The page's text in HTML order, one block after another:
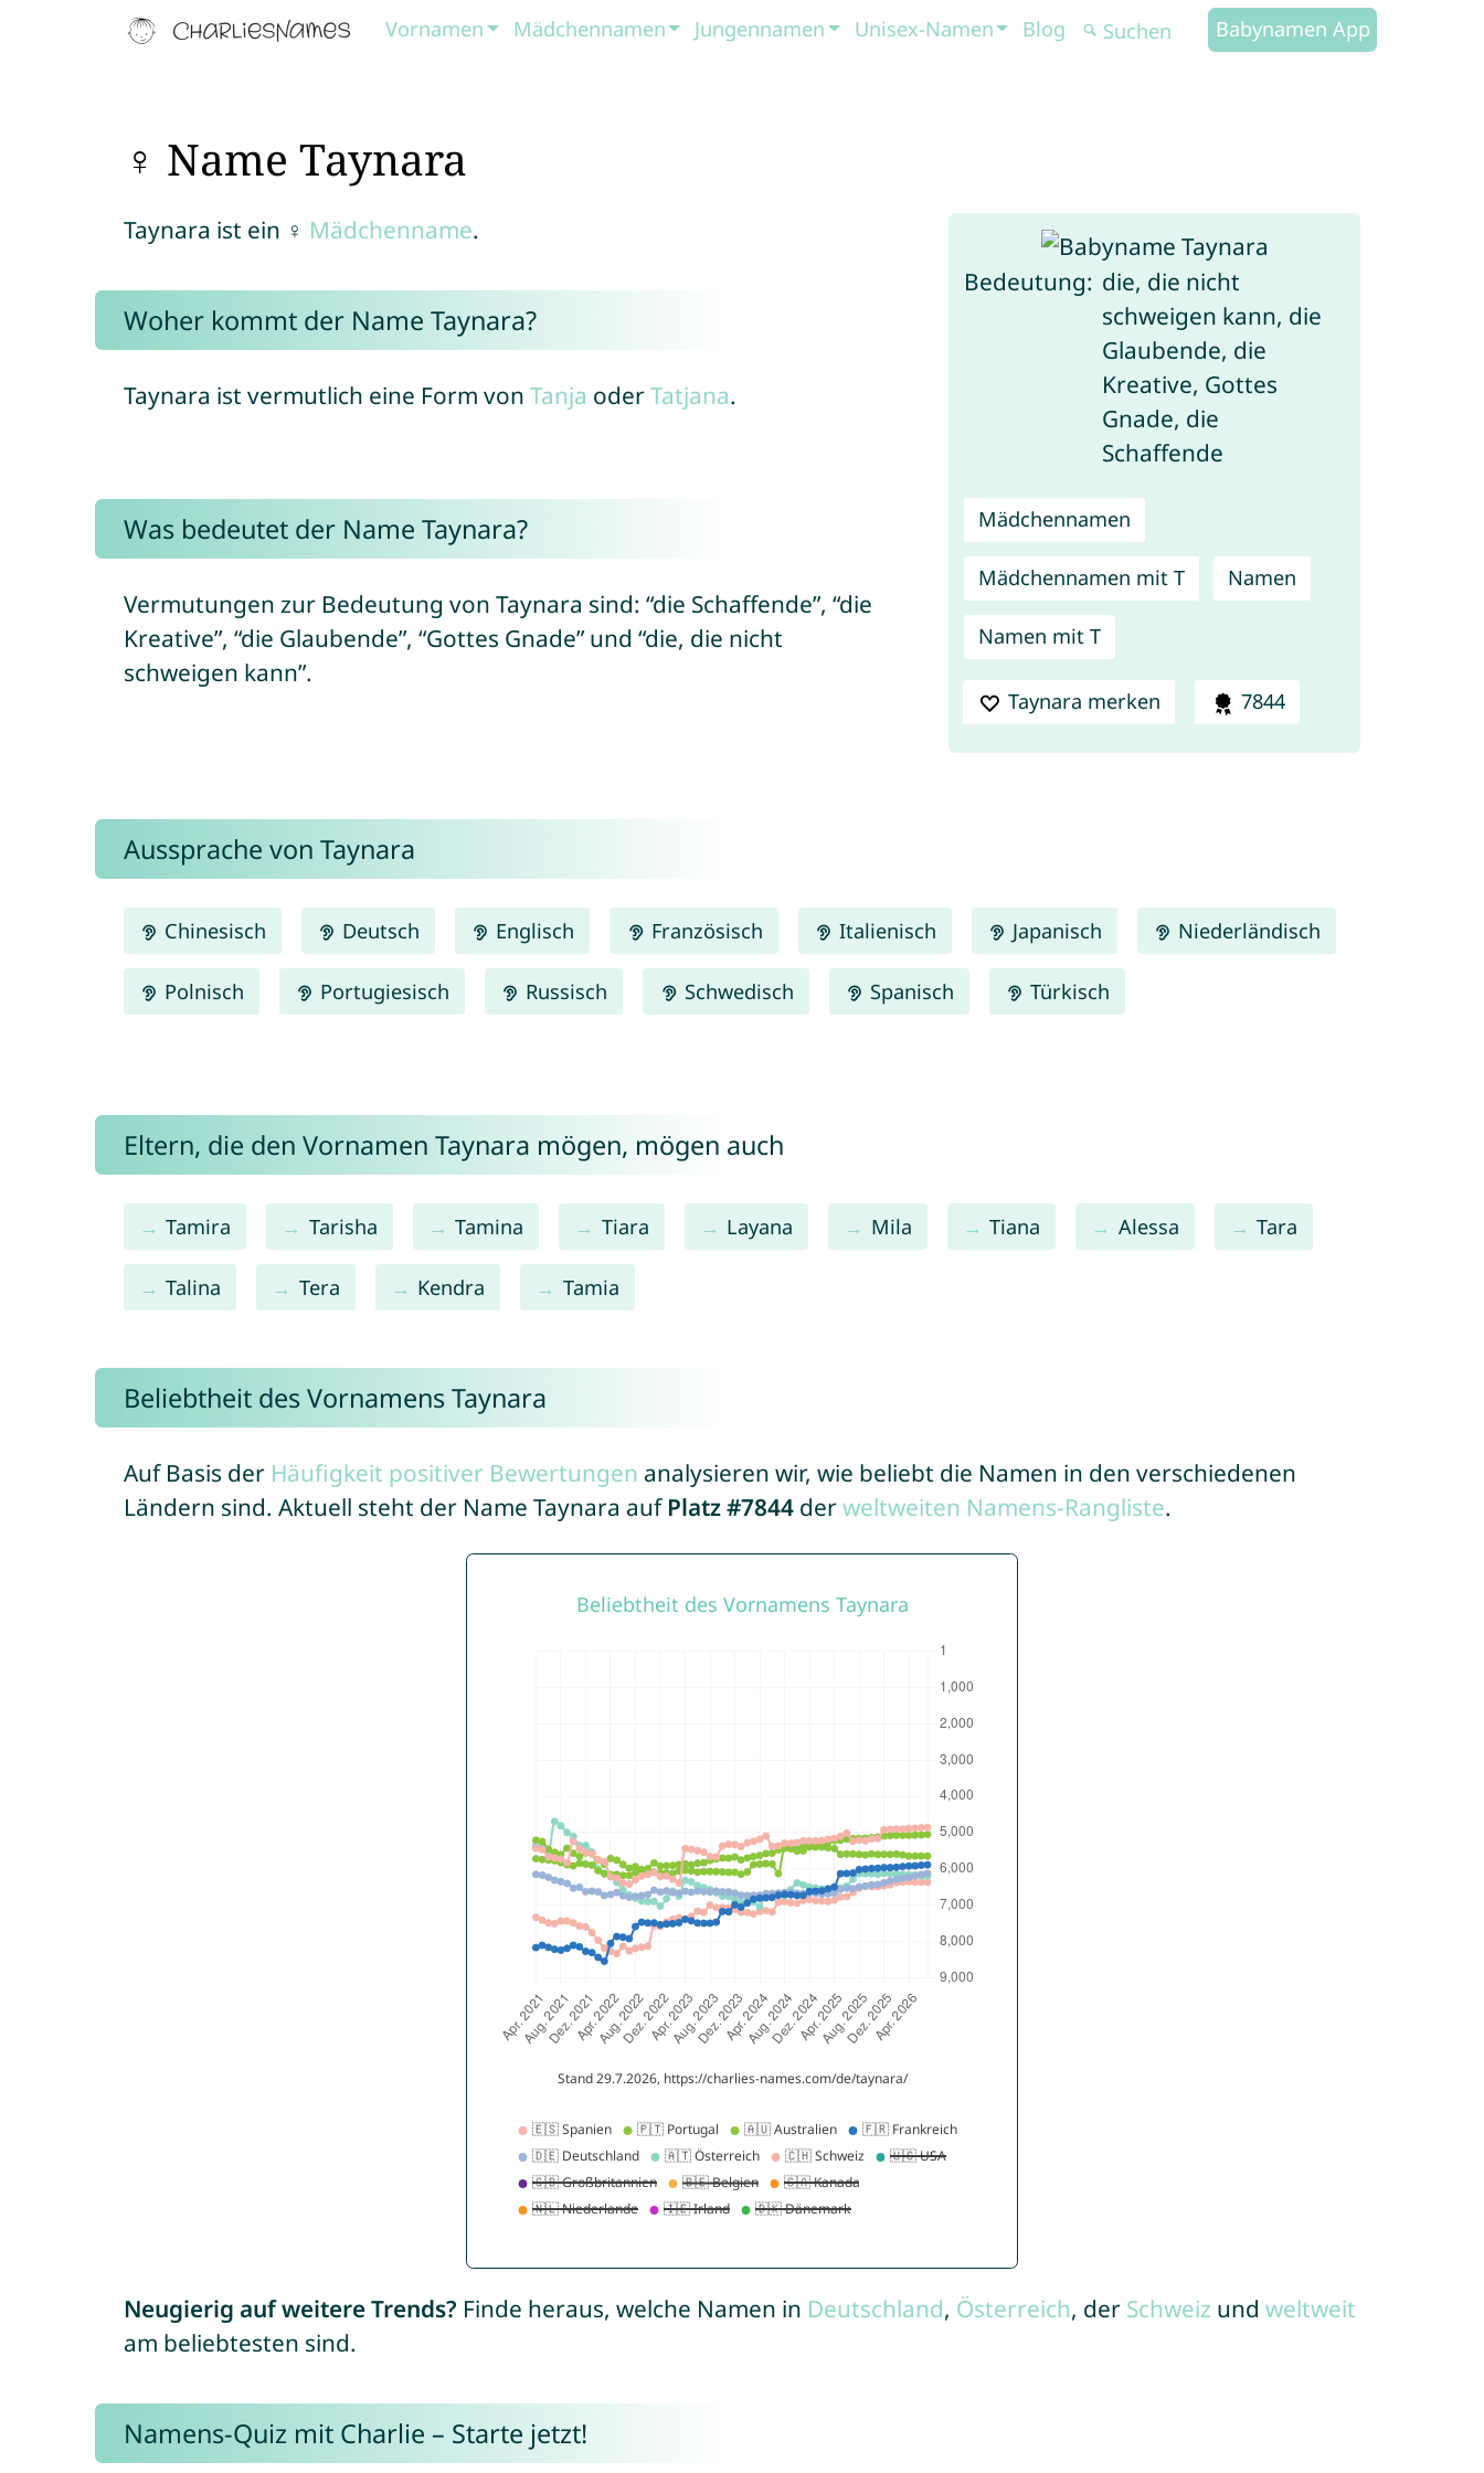
Vornamen Mädchennamen Jungennamen Unisex-Namen Blog Babynamen App
♀ Name Taynara
Bedeutung: die, die nicht
schweigen kann, die
Glaubende, die
Kreative, Gottes
Gnade, die
Schaffende
Mädchennamen
Mädchennamen mit T Namen
Namen mit T
Taynara merken 7844
Taynara ist ein ♀ Mädchenname.
Woher kommt der Name Taynara?
Taynara ist vermutlich eine Form von Tanja oderTatjana.
Was bedeutet der Name Taynara?
Vermutungen zur Bedeutung von Taynara sind: “die Schaffende”, “die
Kreative”, “die Glaubende”, “Gottes Gnade” und “die, die nicht
schweigen kann”.
Aussprache von Taynara
Chinesisch Deutsch Englisch Französisch Italienisch Japanisch Niederländisch
Polnisch Portugiesisch Russisch Schwedisch Spanisch Türkisch
Eltern, die den Vornamen Taynara mögen, mögen auch
Tamira Tarisha Tamina Tiara Layana Mila Tiana Alessa Tara
Talina Tera Kendra Tamia
Beliebtheit des Vornamens Taynara
Auf Basis der Häufigkeit positiver Bewertungen analysieren wir, wie beliebt die Namen in den verschiedenen
Ländern sind. Aktuell steht der Name Taynara auf Platz #7844derweltweiten Namens-Rangliste.
Neugierig auf weitere Trends? Finde heraus, welche Namen in Deutschland, Österreich, der Schweiz und weltweit
am beliebtesten sind.
Namens-Quiz mit Charlie – Starte jetzt!